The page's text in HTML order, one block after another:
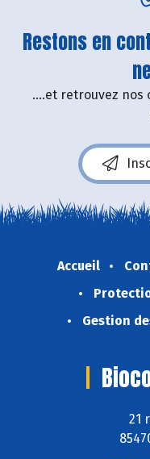
Restons en
....et retrouvez nos
Accueil
Gestion
21